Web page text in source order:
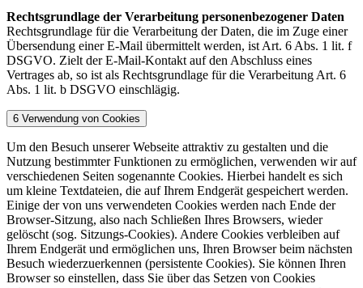
Rechtsgrundlage der Verarbeitung personenbezogener Daten
Rechtsgrundlage für die Verarbeitung der Daten, die im Zuge einer
Übersendung einer E-Mail übermittelt werden, ist Art. 6 Abs. 1 lit. f
DSGVO. Zielt der E-Mail-Kontakt auf den Abschluss eines
Vertrages ab, so ist als Rechtsgrundlage für die Verarbeitung Art. 6
Abs. 1 lit. b DSGVO einschlägig.
6 Verwendung von Cookies
Um den Besuch unserer Webseite attraktiv zu gestalten und die
Nutzung bestimmter Funktionen zu ermöglichen, verwenden wir auf
verschiedenen Seiten sogenannte Cookies. Hierbei handelt es sich
um kleine Textdateien, die auf Ihrem Endgerät gespeichert werden.
Einige der von uns verwendeten Cookies werden nach Ende der
Browser-Sitzung, also nach Schließen Ihres Browsers, wieder
gelöscht (sog. Sitzungs-Cookies). Andere Cookies verbleiben auf
Ihrem Endgerät und ermöglichen uns, Ihren Browser beim nächsten
Besuch wiederzuerkennen (persistente Cookies). Sie können Ihren
Browser so einstellen, dass Sie über das Setzen von Cookies